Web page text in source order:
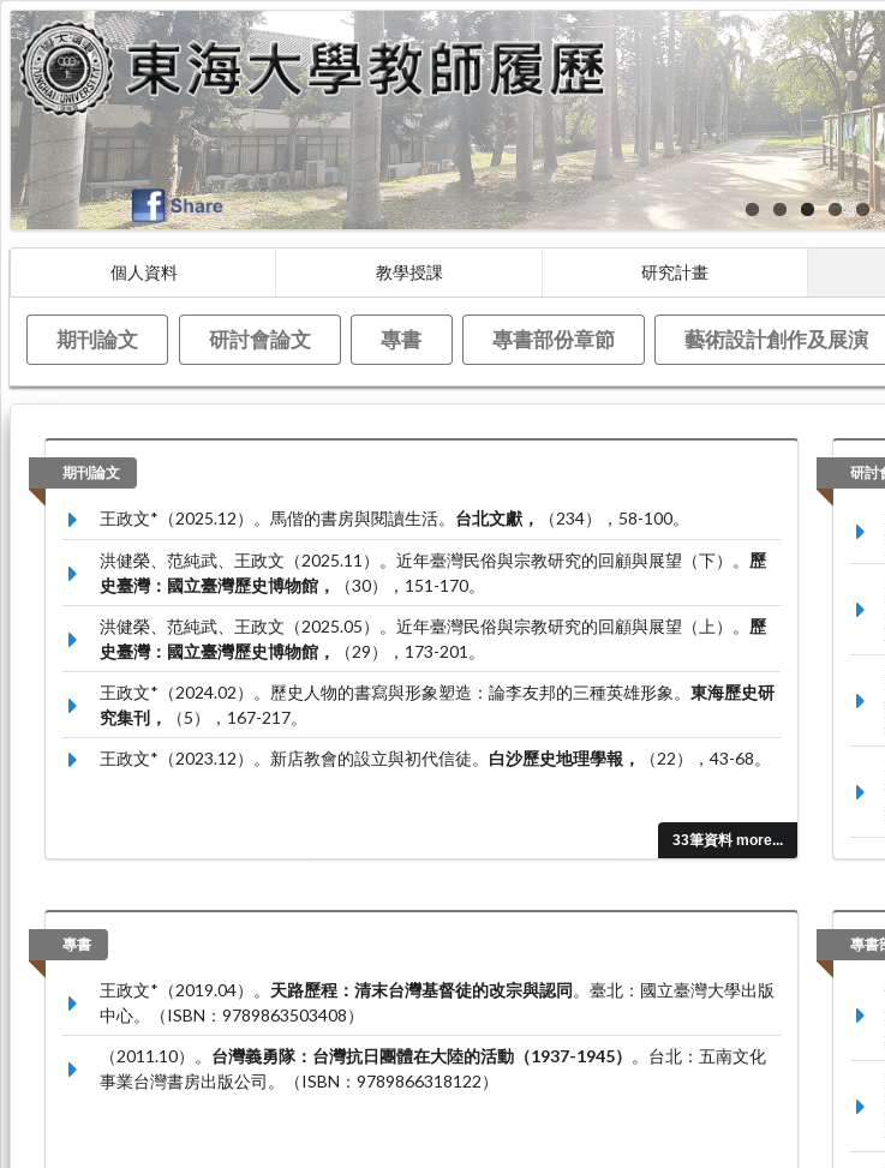
個人資料 教學授課 研究計畫
期刊論文 研討會論文 專書 專書部份章節 藝術設計創作及展演
期刊論文
33筆資料 more...
王政文*（2025.12）。馬偕的書房與閱讀生活。 台北文獻， （234），58-100。
洪健榮、范純武、王政文（2025.11）。近年臺灣民俗與宗教研究的回顧與展望（下）。 歷
史臺灣：國立臺灣歷史博物館，
（30），151-170。
洪健榮、范純武、王政文（2025.05）。近年臺灣民俗與宗教研究的回顧與展望（上）。 歷
史臺灣：國立臺灣歷史博物館，
（29），173-201。
王政文*（2024.02）。歷史人物的書寫與形象塑造：論李友邦的三種英雄形象。 東海歷史研
究集刊，
（5），167-217。
王政文*（2023.12）。新店教會的設立與初代信徒。 白沙歷史地理學報， （22），43-68。
研討
專書
王政文*（2019.04）。 天路歷程：清末台灣基督徒的改宗與認同。臺北：國立臺灣大學出版
中心。（ISBN：9789863503408）
（2011.10）。 台灣義勇隊：台灣抗日團體在大陸的活動（1937-1945） 。台北：五南文化
事業台灣書房出版公司。（ISBN：9789866318122）
專書